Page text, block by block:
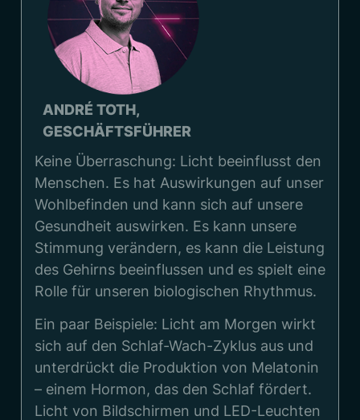
ANDRÉ TOTH,
GESCHÄFTSFÜHRER
Keine Überraschung: Licht beeinflusst den
Menschen. Es hat Auswirkungen auf unser
Wohlbefinden und kann sich auf unsere
Gesundheit auswirken. Es kann unsere
Stimmung verändern, es kann die Leistung
des Gehirns beeinflussen und es spielt eine
Rolle für unseren biologischen Rhythmus.
Ein paar Beispiele: Licht am Morgen wirkt
sich auf den Schlaf-Wach-Zyklus aus und
unterdrückt die Produktion von Melatonin
– einem Hormon, das den Schlaf fördert.
Licht von Bildschirmen und LED-Leuchten